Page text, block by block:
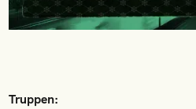
Truppen: